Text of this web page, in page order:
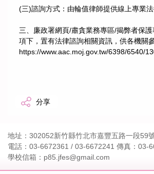
(三)諮詢方式：由輪值律師提供線上專業法
三、廉政署網頁/肅貪業務專區/揭弊者保
項下，置有法律諮詢相關資訊，供各機關
https://www.aac.moj.gov.tw/6398/6540/
分享
地址：302052新竹縣竹北市嘉豐五路一段59
電話：03-6672361 / 03-6672241 傳真：03-
學校信箱：p85.jfes@gmail.com